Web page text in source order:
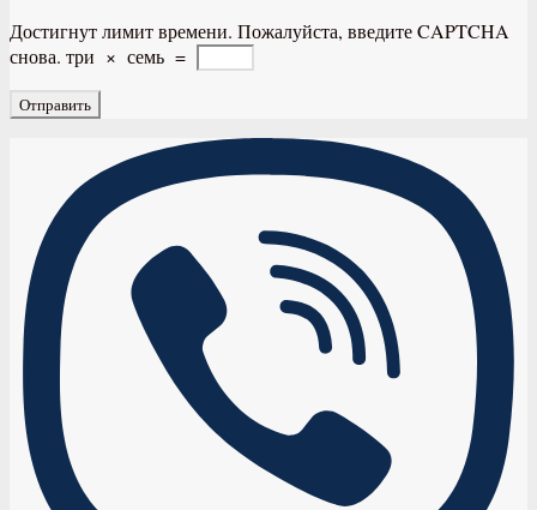
Достигнут лимит времени. Пожалуйста, введите CAPTCHA
снова. три × семь =